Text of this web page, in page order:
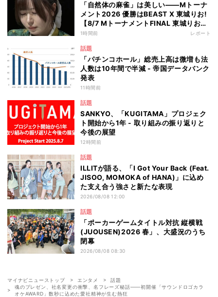
「自然体の麻雀」は美しい――Mトーナ
メント2026 優勝はBEAST X 東城りお!
【8/7 MトーナメントFINAL 東城りお
VS 瀬戸熊直樹 VS 勝又健志 VS 岡田紗
1時間前 レポート
話題
「パチンコホール」総売上高は微増も法
人数は10年間で半減 - 帝国データバンク
発表
11時間前
話題
SANKYO、「KUGITAMA」プロジェク
ト開始から1年 - 取り組みの振り返りと
今後の展望
12時間前
話題
ILLITが語る、「I Got Your Back (Feat.
JISOO, MOMOKA of HANA)」に込め
た支え合う強さと新たな表現
2026/08/08 12:00
話題
「ポーカーゲームタイトル対抗 縦横戦
(JUOUSEN)2026 春」、大盛況のうち
閉幕
2026/08/08 08:30
マイナビニューストップ エンタメ
話題
魂のプレゼン、社名変更の衝撃、名フレーズ秘話――初開催「サウンドロゴカラ
オケAWARD」数秒に込めた愛社精神が生む熱狂